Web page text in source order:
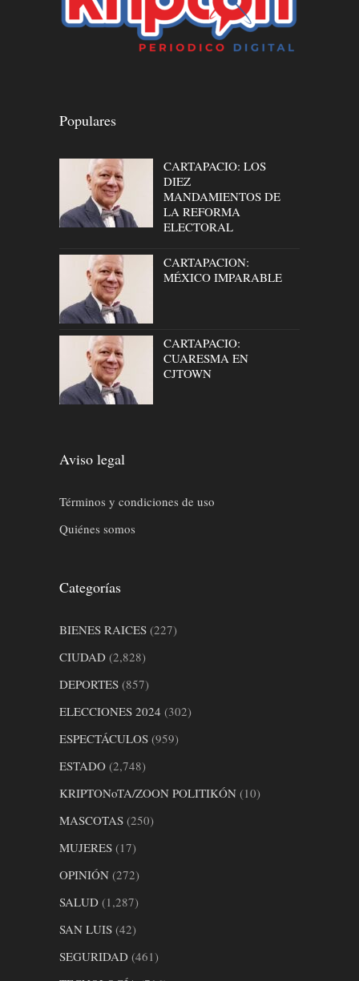
Populares
CARTAPACIO: LOS
DIEZ
MANDAMIENTOS DE
LA REFORMA
ELECTORAL
CARTAPACION:
MÉXICO IMPARABLE
CARTAPACIO:
CUARESMA EN
CJTOWN
Aviso legal
Términos y condiciones de uso
Quiénes somos
Categorías
BIENES RAICES (227)
CIUDAD (2,828)
DEPORTES (857)
ELECCIONES 2024 (302)
ESPECTÁCULOS (959)
ESTADO (2,748)
KRIPTONoTA/ZOON POLITIKÓN (10)
MASCOTAS (250)
MUJERES (17)
OPINIÓN (272)
SALUD (1,287)
SAN LUIS (42)
SEGURIDAD (461)